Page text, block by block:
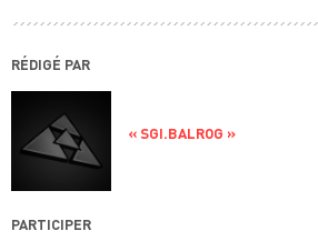
RÉDIGÉ PAR
« SGI.BALROG »
PARTICIPER